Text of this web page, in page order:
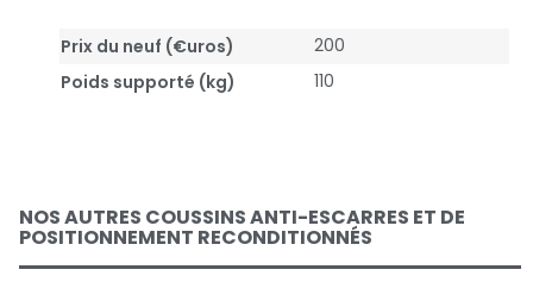
Prix du neuf (€uros)
200
Poids supporté (kg)
110
NOS AUTRES COUSSINS ANTI-ESCARRES ET DE
POSITIONNEMENT RECONDITIONNÉS